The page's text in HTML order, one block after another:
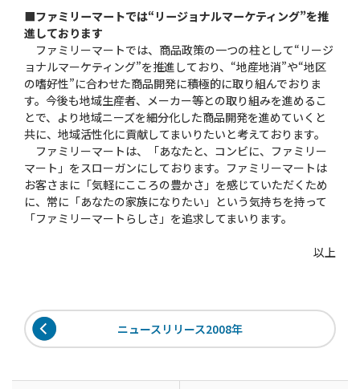
■ファミリーマートでは“リージョナルマーケティング”を推
進しております
ファミリーマートでは、商品政策の一つの柱として“リージ
ョナルマーケティング”を推進しており、“地産地消”や“地区
の嗜好性”に合わせた商品開発に積極的に取り組んでおりま
す。今後も地域生産者、メーカー等との取り組みを進めるこ
とで、より地域ニーズを細分化した商品開発を進めていくと
共に、地域活性化に貢献してまいりたいと考えております。
ファミリーマートは、「あなたと、コンビに、ファミリー
マート」をスローガンにしております。ファミリーマートは
お客さまに「気軽にこころの豊かさ」を感じていただくため
に、常に「あなたの家族になりたい」という気持ちを持って
「ファミリーマートらしさ」を追求してまいります。
以上
ニュースリリース2008年